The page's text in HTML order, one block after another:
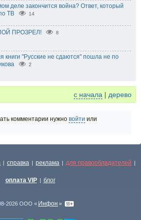
деле закончится война? Ответ, который
ТВ
14
ПРОЗРЕЛ! 8
книги "Русские не сдаются" пошла не по
2
с начала | дерево
комментарии нужно войти или
| справка | реклама | для правообладателей |
оплата VIP | блог
2026 ООО « Инфон »